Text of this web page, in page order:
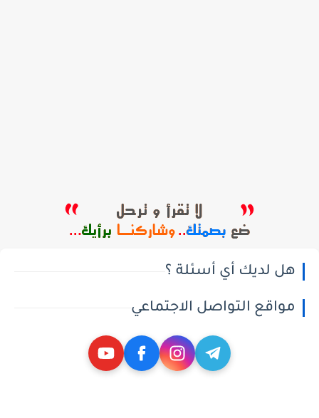
هل لديك أي أسئلة ؟
مواقع التواصل الاجتماعي